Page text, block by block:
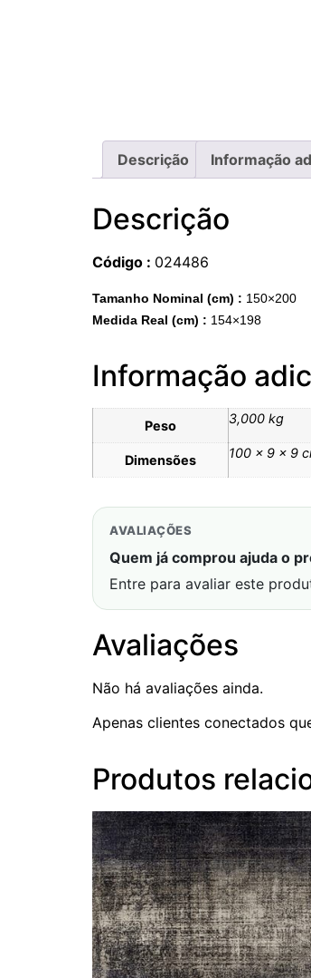
Descrição Informação
Descrição
Código : 024486
Tamanho Nominal (cm) : 150×200
Medida Real (cm) : 154×198
Informação
Peso 3,000 kg
Dimensões 100 × 9 × 9
AVALIAÇÕES
Quem já comprou ajuda o
Entre para avaliar este
Avaliações
Não há avaliações ainda.
Apenas clientes conectados
Produtos